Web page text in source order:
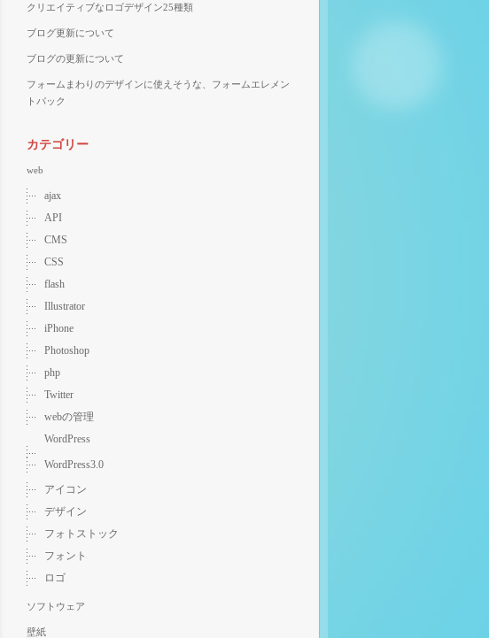
クリエイティブなロゴデザイン25種類
ブログ更新について
ブログの更新について
フォームまわりのデザインに使えそうな、フォームエレメン
トパック
カテゴリー
web
ajax
API
CMS
CSS
flash
Illustrator
iPhone
Photoshop
php
Twitter
webの管理
WordPress
WordPress3.0
アイコン
デザイン
フォトストック
フォント
ロゴ
ソフトウェア
壁紙